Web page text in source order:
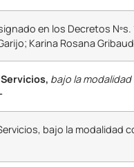
en los Decretos
Karina Rosana
bajo la
bajo la modalidad